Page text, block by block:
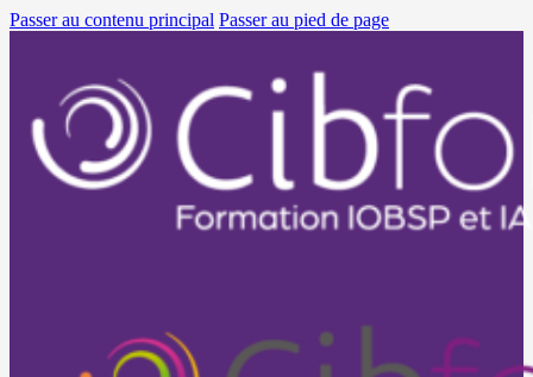
Passer au contenu principal Passer au pied de page